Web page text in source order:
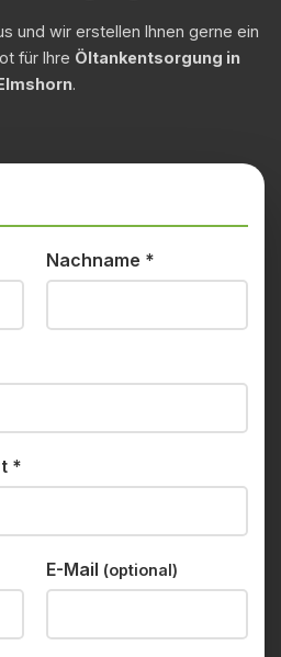
und wir erstellen Ihnen gerne ein
für Ihre Öltankentsorgung in
.
Nachname *
*
E-Mail (optional)